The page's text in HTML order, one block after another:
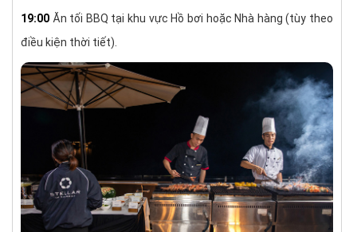
19:00 Ăn tối BBQ tại khu vực Hồ bơi hoặc Nhà hàng (tùy theo
điều kiện thời tiết).